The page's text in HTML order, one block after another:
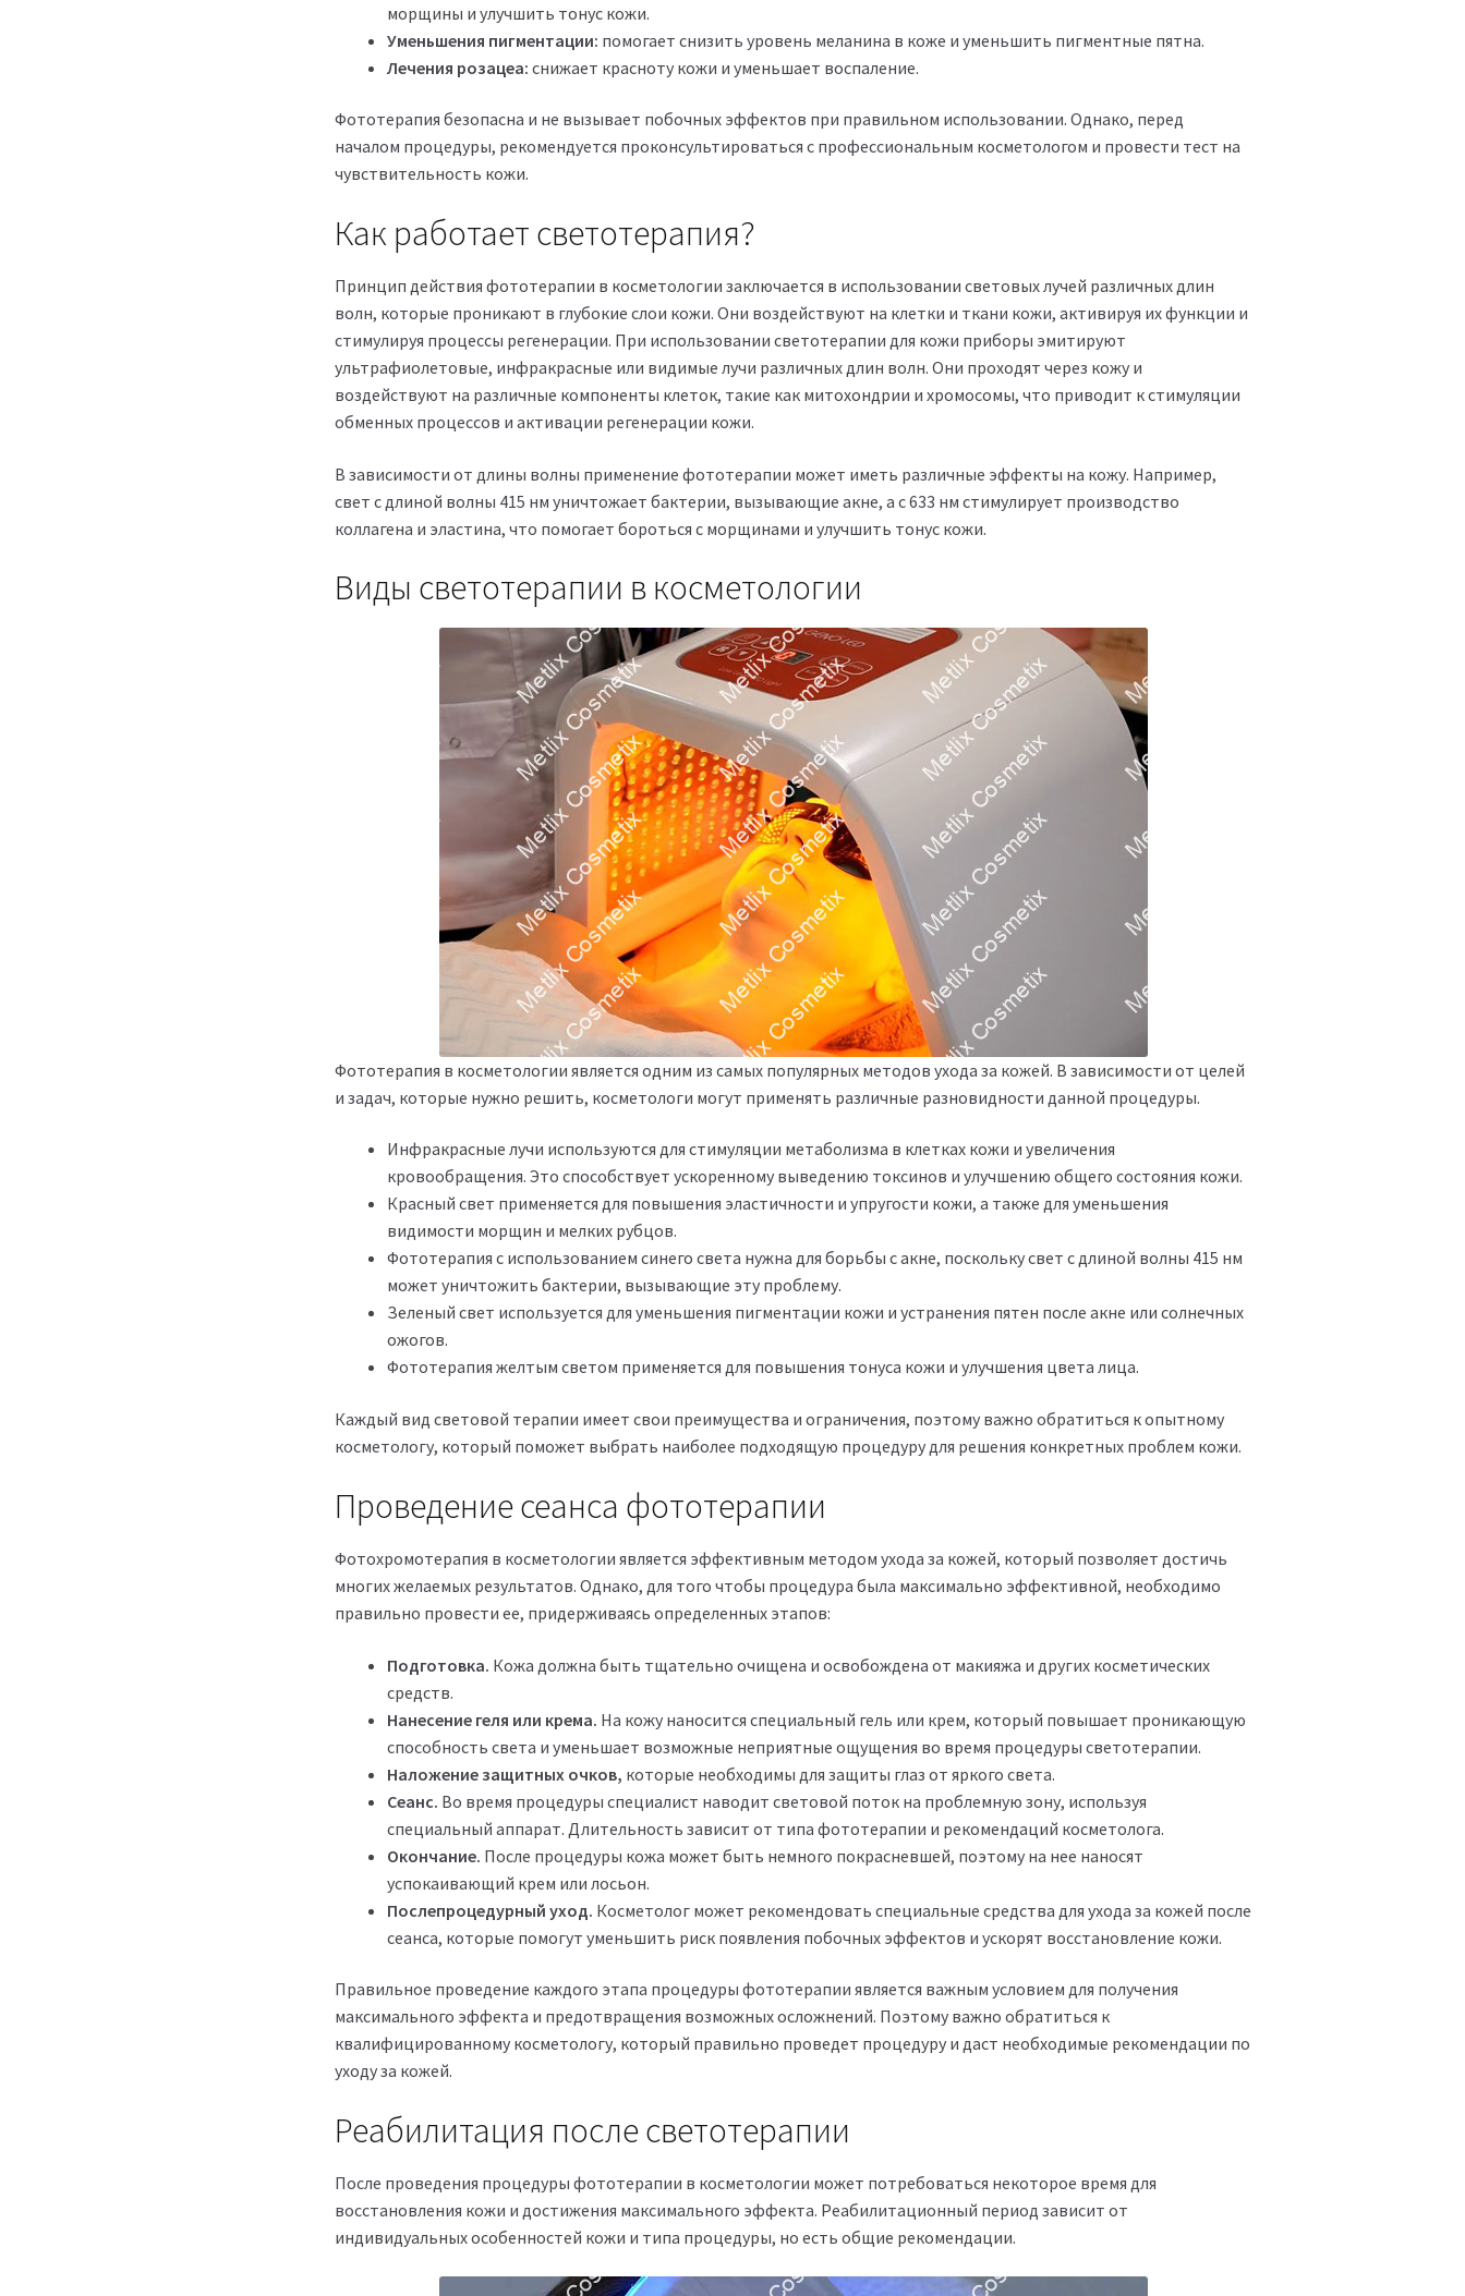
морщины и улучшить тонус кожи.
Уменьшения пигментации: помогает снизить уровень меланина в коже и уменьшить пигментные пятна.
Лечения розацеа: снижает красноту кожи и уменьшает воспаление.
Фототерапия безопасна и не вызывает побочных эффектов при правильном использовании. Однако, перед
началом процедуры, рекомендуется проконсультироваться с профессиональным косметологом и провести тест на
чувствительность кожи.
Как работает светотерапия?
Принцип действия фототерапии в косметологии заключается в использовании световых лучей различных длин
волн, которые проникают в глубокие слои кожи. Они воздействуют на клетки и ткани кожи, активируя их функции и
стимулируя процессы регенерации. При использовании светотерапии для кожи приборы эмитируют
ультрафиолетовые, инфракрасные или видимые лучи различных длин волн. Они проходят через кожу и
воздействуют на различные компоненты клеток, такие как митохондрии и хромосомы, что приводит к стимуляции
обменных процессов и активации регенерации кожи.
В зависимости от длины волны применение фототерапии может иметь различные эффекты на кожу. Например,
свет с длиной волны 415 нм уничтожает бактерии, вызывающие акне, а с 633 нм стимулирует производство
коллагена и эластина, что помогает бороться с морщинами и улучшить тонус кожи.
Виды светотерапии в косметологии
Фототерапия в косметологии является одним из самых популярных методов ухода за кожей. В зависимости от целей
и задач, которые нужно решить, косметологи могут применять различные разновидности данной процедуры.
Инфракрасные лучи используются для стимуляции метаболизма в клетках кожи и увеличения
кровообращения. Это способствует ускоренному выведению токсинов и улучшению общего состояния кожи.
Красный свет применяется для повышения эластичности и упругости кожи, а также для уменьшения
видимости морщин и мелких рубцов.
Фототерапия с использованием синего света нужна для борьбы с акне, поскольку свет с длиной волны 415 нм
может уничтожить бактерии, вызывающие эту проблему.
Зеленый свет используется для уменьшения пигментации кожи и устранения пятен после акне или солнечных
ожогов.
Фототерапия желтым светом применяется для повышения тонуса кожи и улучшения цвета лица.
Каждый вид световой терапии имеет свои преимущества и ограничения, поэтому важно обратиться к опытному
косметологу, который поможет выбрать наиболее подходящую процедуру для решения конкретных проблем кожи.
Проведение сеанса фототерапии
Фотохромотерапия в косметологии является эффективным методом ухода за кожей, который позволяет достичь
многих желаемых результатов. Однако, для того чтобы процедура была максимально эффективной, необходимо
правильно провести ее, придерживаясь определенных этапов:
Подготовка. Кожа должна быть тщательно очищена и освобождена от макияжа и других косметических
средств.
Нанесение геля или крема. На кожу наносится специальный гель или крем, который повышает проникающую
способность света и уменьшает возможные неприятные ощущения во время процедуры светотерапии.
Наложение защитных очков, которые необходимы для защиты глаз от яркого света.
Сеанс. Во время процедуры специалист наводит световой поток на проблемную зону, используя
специальный аппарат. Длительность зависит от типа фототерапии и рекомендаций косметолога.
Окончание. После процедуры кожа может быть немного покрасневшей, поэтому на нее наносят
успокаивающий крем или лосьон.
Послепроцедурный уход. Косметолог может рекомендовать специальные средства для ухода за кожей после
сеанса, которые помогут уменьшить риск появления побочных эффектов и ускорят восстановление кожи.
Правильное проведение каждого этапа процедуры фототерапии является важным условием для получения
максимального эффекта и предотвращения возможных осложнений. Поэтому важно обратиться к
квалифицированному косметологу, который правильно проведет процедуру и даст необходимые рекомендации по
уходу за кожей.
Реабилитация после светотерапии
После проведения процедуры фототерапии в косметологии может потребоваться некоторое время для
восстановления кожи и достижения максимального эффекта. Реабилитационный период зависит от
индивидуальных особенностей кожи и типа процедуры, но есть общие рекомендации.